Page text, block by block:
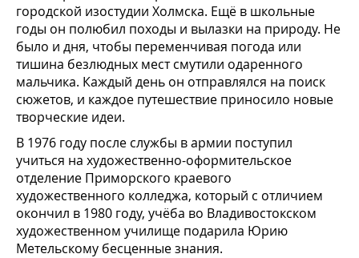
городской изостудии Холмска. Ещё в школьные
годы он полюбил походы и вылазки на природу. Не
было и дня, чтобы переменчивая погода или
тишина безлюдных мест смутили одаренного
мальчика. Каждый день он отправлялся на поиск
сюжетов, и каждое путешествие приносило новые
творческие идеи.
В 1976 году после службы в армии поступил
учиться на художественно-оформительское
отделение Приморского краевого
художественного колледжа, который с отличием
окончил в 1980 году, учёба во Владивостокском
художественном училище подарила Юрию
Метельскому бесценные знания.